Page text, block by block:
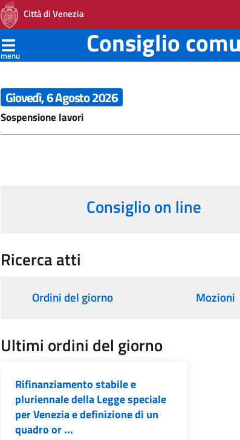
Città di Venezia
menu Consiglio
Giovedì, 6 Agosto 2026
Sospensione lavori
Consiglio on line
Ricerca atti
Ordini del giorno Mozioni
Ultimi ordini del giorno
Rifinanziamento stabile e
pluriennale della Legge speciale
per Venezia e definizione di un
quadro or ...